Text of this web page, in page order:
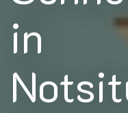
in